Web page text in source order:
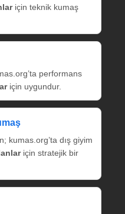
için teknik kumaş
performans
için uygundur.
kumas.org’ta dış giyim
için stratejik bir